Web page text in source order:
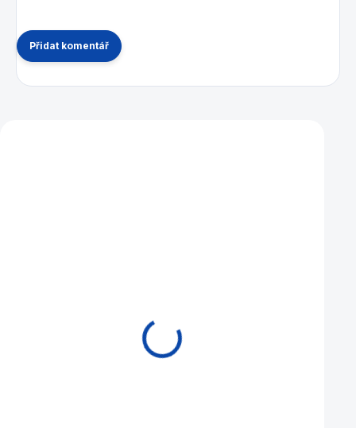
Přidat komentář